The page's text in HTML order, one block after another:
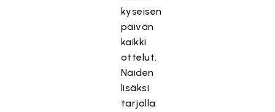
kyseisen
päivän
kaikki
ottelut.
Näiden
lisäksi
tarjolla